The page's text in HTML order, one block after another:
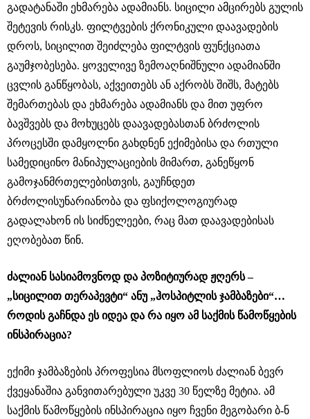
გადატანაში ეხმარება ადამიანს. სიცილი ამცირებს გულის
შეტევის რისკს. ფილტვების ქრონიკული დაავადების
დროს, სიცილით შეიძლება ფილტვის ფუნქციათა
გაუმჯობესება. ყოველივე ზემოაღნიშნული ადამიანში
ცვლის განწყობას, აქვეითებს ან აქრობს შიშს, მატებს
შემართებას და ეხმარება ადამიანს და მით უფრო
ბავშვებს და მოხუცებს დაავადებასთან ბრძოლის
პროცესში დამყოლნი გახდნენ ექიმებისა და რთული
სამედიცინო მანიპულაციების მიმართ, განეწყონ
გამოჯანმრთელებისთვის, გაუჩნდეთ
ბრძოლისუნარიანობა და ფსიქოლოგიურად
გადალახონ ის სიძნელეები, რაც მათ დაავადებისას
ეღობებათ წინ.
ძალიან სასიამოვნოდ და პოზიტიურად ჟღერს –
„სიცილით თერაპევტი“ ანუ „ჰოსპიტლის ჯამბაზები“…
როდის გაჩნდა ეს იდეა და რა იყო ამ საქმის წამოწყების
ინსპირაცია?
ექიმი ჯამბაზების პროფესია მსოფლიოს ძალიან ბევრ
ქვეყანაშია განვითარებული უკვე 30 წელზე მეტია. ამ
საქმის წამოწყების ინსპირაცია იყო ჩვენი მეგობარი ბ-ნ